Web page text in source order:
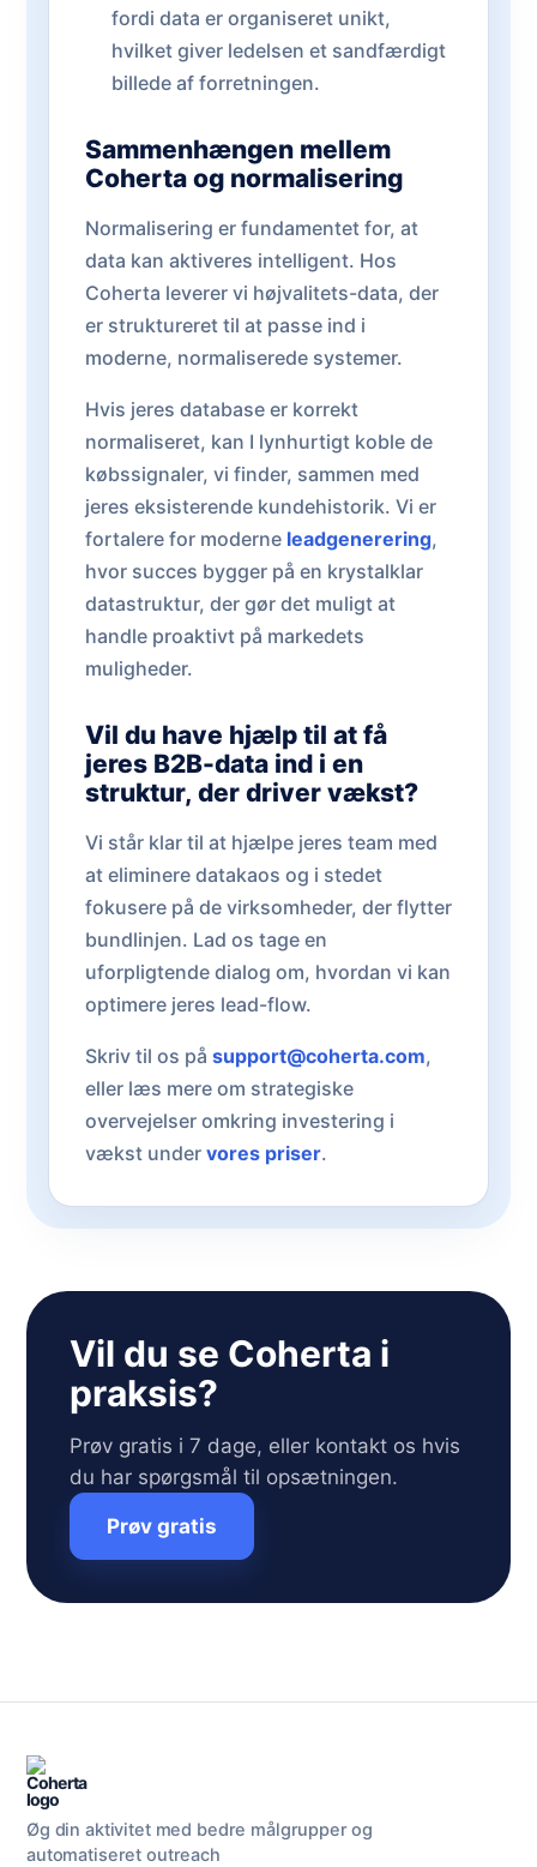
fordi data er organiseret unikt,
hvilket giver ledelsen et sandfærdigt
billede af forretningen.
Sammenhængen mellem
Coherta og normalisering
Normalisering er fundamentet for, at
data kan aktiveres intelligent. Hos
Coherta leverer vi højvalitets-data, der
er struktureret til at passe ind i
moderne, normaliserede systemer.
Hvis jeres database er korrekt
normaliseret, kan I lynhurtigt koble de
købssignaler, vi finder, sammen med
jeres eksisterende kundehistorik. Vi er
fortalere for moderne leadgenerering,
hvor succes bygger på en krystalklar
datastruktur, der gør det muligt at
handle proaktivt på markedets
muligheder.
Vil du have hjælp til at få
jeres B2B-data ind i en
struktur, der driver vækst?
Vi står klar til at hjælpe jeres team med
at eliminere datakaos og i stedet
fokusere på de virksomheder, der flytter
bundlinjen. Lad os tage en
uforpligtende dialog om, hvordan vi kan
optimere jeres lead-flow.
Skriv til os på support@coherta.com,
eller læs mere om strategiske
overvejelser omkring investering i
vækst under vores priser.
Vil du se Coherta i
praksis?
Prøv gratis i 7 dage, eller kontakt os hvis
du har spørgsmål til opsætningen.
Prøv gratis
Øg din aktivitet med bedre målgrupper og
automatiseret outreach